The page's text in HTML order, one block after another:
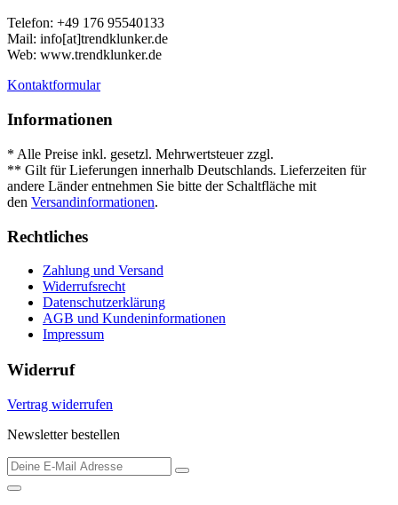
Telefon: +49 176 95540133
Mail: info[at]trendklunker.de
Web: www.trendklunker.de
Kontaktformular
Informationen
* Alle Preise inkl. gesetzl. Mehrwertsteuer zzgl.
** Gilt für Lieferungen innerhalb Deutschlands. Lieferzeiten für
andere Länder entnehmen Sie bitte der Schaltfläche mit
den Versandinformationen.
Rechtliches
Zahlung und Versand
Widerrufsrecht
Datenschutzerklärung
AGB und Kundeninformationen
Impressum
Widerruf
Vertrag widerrufen
Newsletter bestellen